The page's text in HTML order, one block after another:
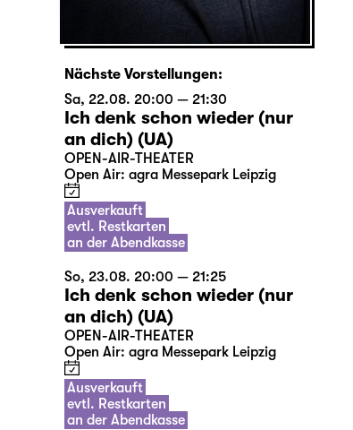
Nächste Vorstellungen:
Sa, 22.08. 20:00 — 21:30
Ich denk schon wieder (nur
an dich) (UA)
OPEN-AIR-THEATER
Open Air: agra Messepark Leipzig
Ausverkauft
evtl. Restkarten
an der Abendkasse
So, 23.08. 20:00 — 21:25
Ich denk schon wieder (nur
an dich) (UA)
OPEN-AIR-THEATER
Open Air: agra Messepark Leipzig
Ausverkauft
evtl. Restkarten
an der Abendkasse